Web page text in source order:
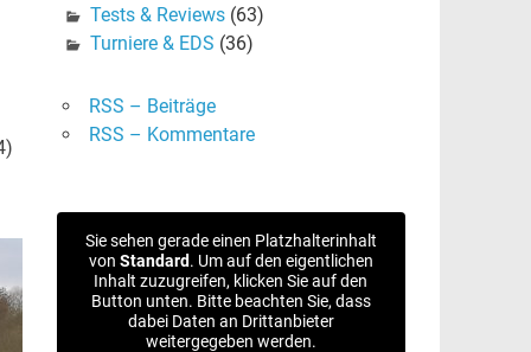
Tests & Reviews(63)
Turniere & EDS (36)
RSS – Beiträge
RSS – Kommentare
Sie sehen gerade einen Platzhalterinhalt
von Standard. Um auf den eigentlichen
Inhalt zuzugreifen, klicken Sie auf den
Button unten. Bitte beachten Sie, dass
dabei Daten an Drittanbieter
weitergegeben werden.